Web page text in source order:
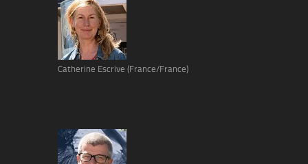
Catherine Escrive (France/France)